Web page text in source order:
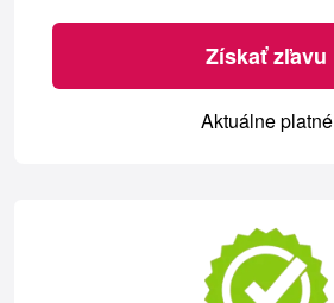
Získať zľavu
Aktuálne platné